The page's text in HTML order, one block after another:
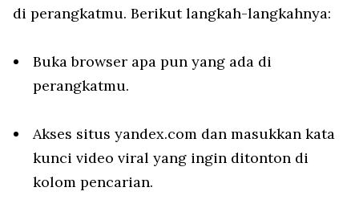
di perangkatmu. Berikut langkah-langkahnya:
Buka browser apa pun yang ada di
perangkatmu.
Akses situs yandex.com dan masukkan kata
kunci video viral yang ingin ditonton di
kolom pencarian.